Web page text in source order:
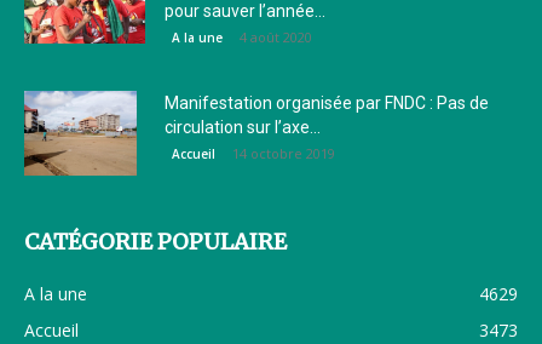
pour sauver l’année...
A la une 4 août 2020
Manifestation organisée par FNDC : Pas de
circulation sur l’axe...
Accueil 14 octobre 2019
CATÉGORIE POPULAIRE
A la une
4629
Accueil
3473